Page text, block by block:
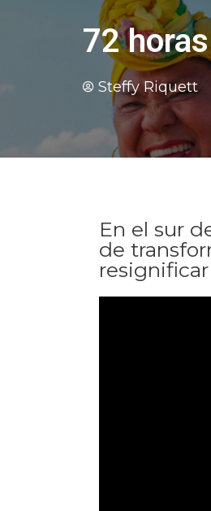
72
Steffy Riquett
En el sur
de